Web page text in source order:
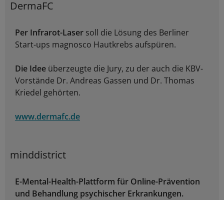
DermaFC
Per Infrarot-Laser soll die Lösung des Berliner
Start-ups magnosco Hautkrebs aufspüren.
Die Idee überzeugte die Jury, zu der auch die KBV-
Vorstände Dr. Andreas Gassen und Dr. Thomas
Kriedel gehörten.
www.dermafc.de
minddistrict
E-Mental-Health-Plattform für Online-Prävention
und Behandlung psychischer Erkrankungen.